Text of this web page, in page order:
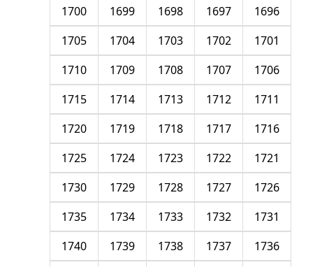
1696
1697
1698
1699
1700
1701
1702
1703
1704
1705
1706
1707
1708
1709
1710
1711
1712
1713
1714
1715
1716
1717
1718
1719
1720
1721
1722
1723
1724
1725
1726
1727
1728
1729
1730
1731
1732
1733
1734
1735
1736
1737
1738
1739
1740